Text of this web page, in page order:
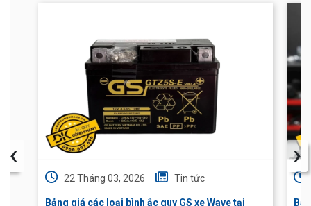
22 Tháng 03, 2026 Tin tức
Bảng giá các loại bình ắc quy GS xe Wave tại
‹ ›